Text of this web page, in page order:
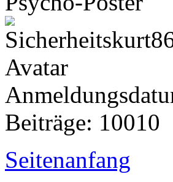
Beiträge: 10010
Seitenanfang